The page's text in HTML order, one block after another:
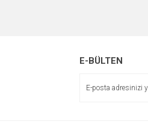
E-BÜLTEN